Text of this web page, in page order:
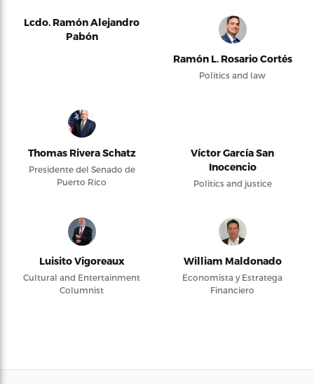
Lcdo. Ramón Alejandro
Pabón
Ramón L. Rosario Cortés
Politics and law
Thomas Rivera Schatz
Presidente del Senado de
Puerto Rico
Víctor García San
Inocencio
Politics and justice
Luisito Vigoreaux
Cultural and Entertainment
Columnist
William Maldonado
Economista y Estratega
Financiero